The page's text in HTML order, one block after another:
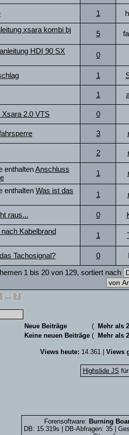
1
xsara kombi bj
5
HDI 90 SX
0
1
1
2.0 VTS 0
3
2
Anschluss
1
Was ist das
1
raus... 0
Kabelbrand
1
Tachosignal? 0
1 bis 20 von 129, sortiert nach
...
7
Neue Beiträge (
Mehr als
Keine neuen Beiträge ( Mehr als
Views heute: 14.361 | Views
Highslide JS
Forensoftware: Burning
DB: 15.319s | DB-Abfragen: 35 |